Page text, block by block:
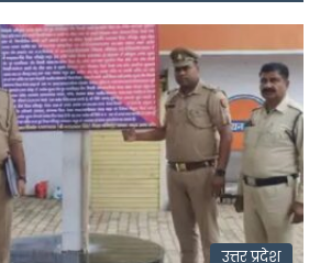
उत्तर प्रदेश